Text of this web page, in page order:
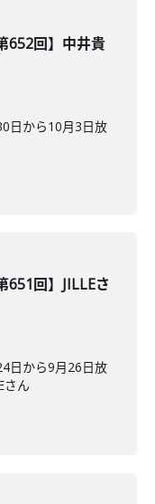
652回】中井貴
日から10月3日放
回】JILLEさ
日から9月26日放
さん